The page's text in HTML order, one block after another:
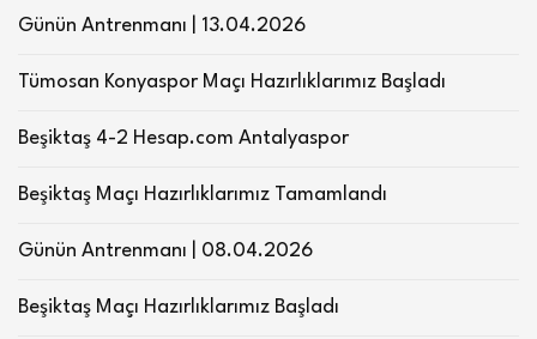
Günün Antrenmanı | 13.04.2026
Tümosan Konyaspor Maçı Hazırlıklarımız Başladı
Beşiktaş 4-2 Hesap.com Antalyaspor
Beşiktaş Maçı Hazırlıklarımız Tamamlandı
Günün Antrenmanı | 08.04.2026
Beşiktaş Maçı Hazırlıklarımız Başladı